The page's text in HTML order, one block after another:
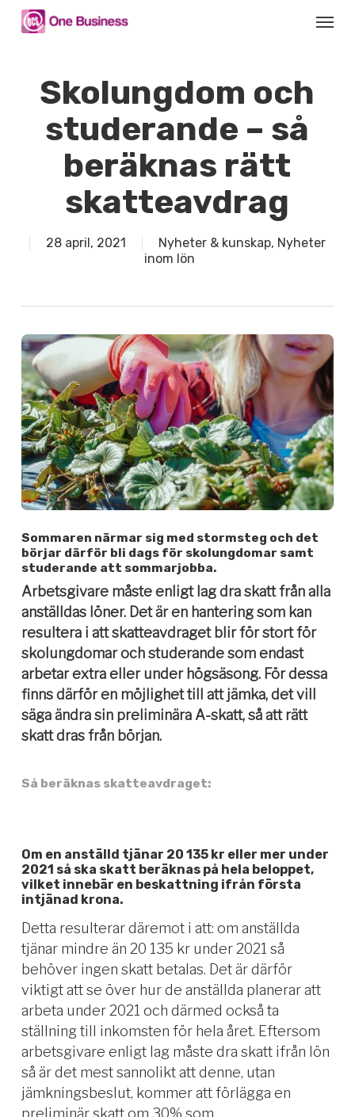
Menu
Skolungdom och
studerande – så
beräknas rätt
skatteavdrag
28 april, 2021 Nyheter & kunskap, Nyheter
inom lön
Sommaren närmar sig med stormsteg och det
börjar därför bli dags för skolungdomar samt
studerande att sommarjobba.
Arbetsgivare måste enligt lag dra skatt från alla
anställdas löner. Det är en hantering som kan
resultera i att skatteavdraget blir för stort för
skolungdomar och studerande som endast
arbetar extra eller under högsäsong. För dessa
finns därför en möjlighet till att jämka, det vill
säga ändra sin preliminära A-skatt, så att rätt
skatt dras från början.
Så beräknas skatteavdraget:
Om en anställd tjänar 20 135 kr eller mer under
2021 så ska skatt beräknas på hela beloppet,
vilket innebär en beskattning ifrån första
intjänad krona.
Detta resulterar däremot i att: om anställda
tjänar mindre än 20 135 kr under 2021 så
behöver ingen skatt betalas. Det är därför
viktigt att se över hur de anställda planerar att
arbeta under 2021 och därmed också ta
ställning till inkomsten för hela året. Eftersom
arbetsgivare enligt lag måste dra skatt ifrån lön
så är det mest sannolikt att denne, utan
jämkningsbeslut, kommer att förlägga en
preliminär skatt om 30% som